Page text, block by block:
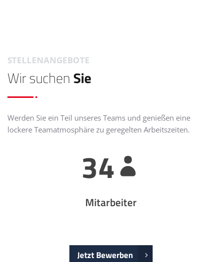
STELLENANGEBOTE
Wir suchen Sie
Werden Sie ein Teil unseres Teams und genießen eine
lockere Teamatmosphäre zu geregelten Arbeitszeiten.
34
Mitarbeiter
Jetzt Bewerben